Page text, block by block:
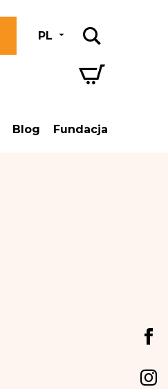
PL
Blog Fundacja